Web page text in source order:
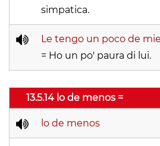
simpatica.
Le tengo un poco de
= Ho un po' paura di lui.
13.5.14 lo de menos =
lo de menos